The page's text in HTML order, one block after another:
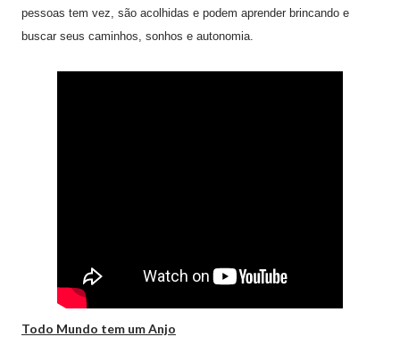
pessoas tem vez, são acolhidas e podem aprender brincando e
buscar seus caminhos, sonhos e autonomia.
Todo Mundo tem um Anjo